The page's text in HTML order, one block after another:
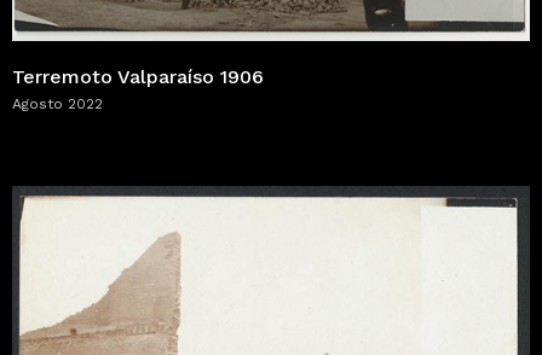
Terremoto Valparaíso 1906
Agosto 2022